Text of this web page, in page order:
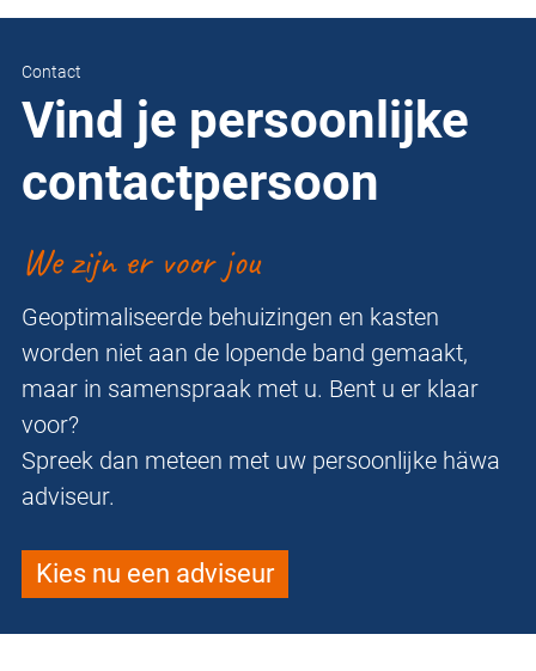
Contact
Vind je persoonlijke
contactpersoon
We zijn er voor jou
Geoptimaliseerde behuizingen en kasten
worden niet aan de lopende band gemaakt,
maar in samenspraak met u. Bent u er klaar
voor?
Spreek dan meteen met uw persoonlijke häwa
adviseur.
Kies nu een adviseur